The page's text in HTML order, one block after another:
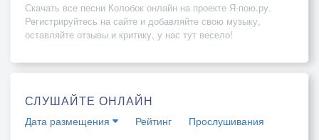
Скачать все песни Колобок онлайн на проекте Я-пою.ру.
Регистрируйтесь на сайте и добавляйте свою музыку,
оставляйте отзывы и критику, у нас тут весело!
СЛУШАЙТЕ ОНЛАЙН
Дата размещения Рейтинг Прослушивания